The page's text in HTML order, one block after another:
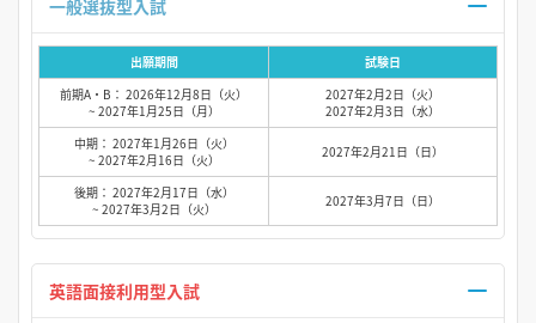
出願期間
試験日
前期A・B： 2026年12月8日（火）
~ 2027年1月25日（月）
2027年2月2日（火）
2027年2月3日（水）
中期： 2027年1月26日（火）
~ 2027年2月16日（火）
2027年2月21日（日）
後期： 2027年2月17日（水）
~ 2027年3月2日（火）
2027年3月7日（日）